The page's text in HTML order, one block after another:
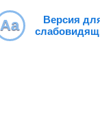
Aa
Версия